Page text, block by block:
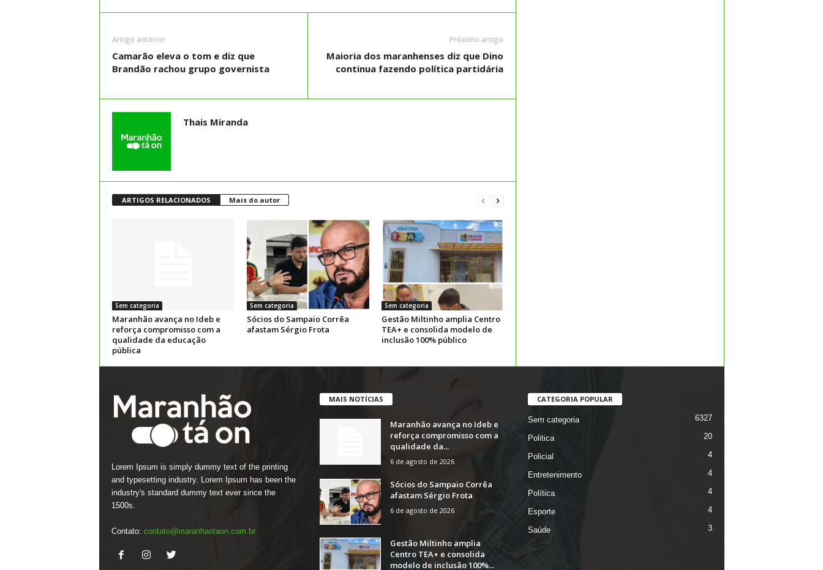
Artigo anterior
Camarão eleva o tom e diz que
Brandão rachou grupo governista
Próximo artigo
Maioria dos maranhenses diz que Dino
continua fazendo política partidária
Thais Miranda
ARTIGOS RELACIONADOS Mais do autor
Sem categoria
Maranhão avança no Ideb e
reforça compromisso com a
qualidade da educação
pública
Sem categoria
Sócios do Sampaio Corrêa
afastam Sérgio Frota
Sem categoria
Gestão Miltinho amplia Centro
TEA+ e consolida modelo de
inclusão 100% público
Lorem Ipsum is simply dummy text of the printing
and typesetting industry. Lorem Ipsum has been the
industry's standard dummy text ever since the
1500s.
Contato: contato@maranhaotaon.com.br
MAIS NOTÍCIAS
Maranhão avança no Ideb e
reforça compromisso com a
qualidade da...
6 de agosto de 2026
Sócios do Sampaio Corrêa
afastam Sérgio Frota
6 de agosto de 2026
Gestão Miltinho amplia
Centro TEA+ e consolida
modelo de inclusão 100%...
CATEGORIA POPULAR
Sem categoria 6327
Politica 20
Policial 4
Entretenimento 4
Política 4
Esporte 4
Saúde 3